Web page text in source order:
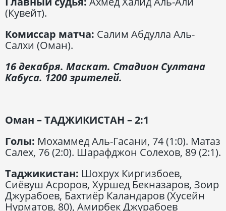
(Кувейт).
Комиссар матча: Салим Абдулла Аль-
Салхи (Оман).
16 декабря. Маскат. Стадион Султана
Кабуса. 1200 зрителей.
Оман – ТАДЖИКИСТАН – 2:1
Голы: Мохаммед Аль-Гасани, 74 (1:0). Матаз
Салех, 76 (2:0). Шарафджон Солехов, 89 (2:1).
Таджикистан: Шохрух Киргизбоев,
Сиёвуш Асроров, Хуршед Бекназаров, Зоир
Джурабоев, Бахтиёр Каландаров (Хусейн
Нурматов, 80), Амирбек Джурабоев